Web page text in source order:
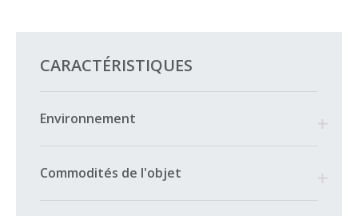
CARACTÉRISTIQUES
Environnement
Commodités de l'objet